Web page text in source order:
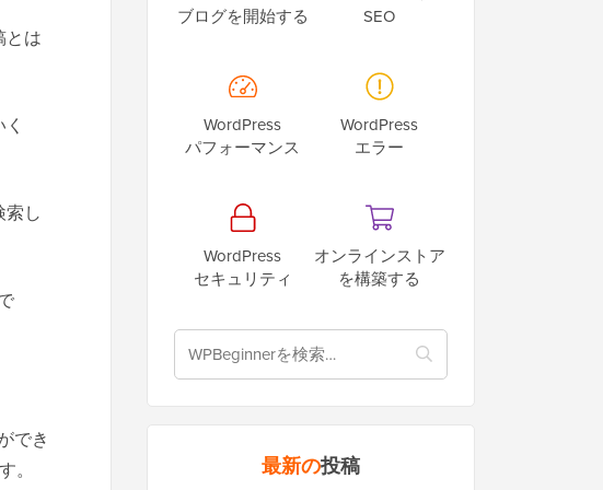
とは
し
でき
。
ブログを開始する
SEO
WordPress
パフォーマンス
WordPress
エラー
WordPress
セキュリティ
オンラインストア
を構築する
最新の投稿